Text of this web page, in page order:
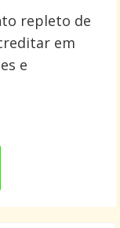
repleto de
em
e